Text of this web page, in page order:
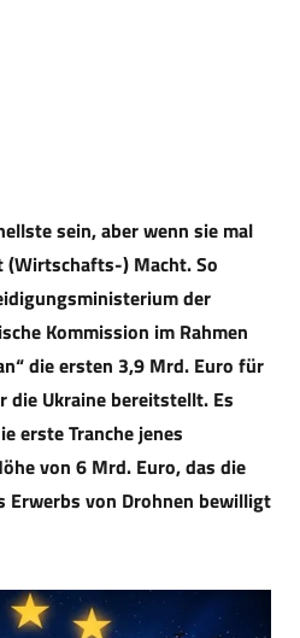
sein, aber wenn sie mal
) Macht. So
der
Kommission im Rahmen
die ersten 3,9 Mrd. Euro für
die Ukraine bereitstellt. Es
erste Tranche jenes
von 6 Mrd. Euro, das die
Erwerbs von Drohnen bewilligt